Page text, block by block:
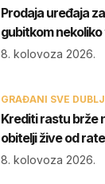
Prodaja uređaja
gubitkom
8. kolovoza 2026.
GRAĐANI SVE
Krediti rastu brže
obitelji žive od
8. kolovoza 2026.